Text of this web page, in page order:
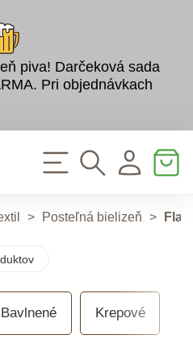
piva! Darčeková sada
Pri objednávkach
> Posteľná bielizeň >
Bavlnené Krepové